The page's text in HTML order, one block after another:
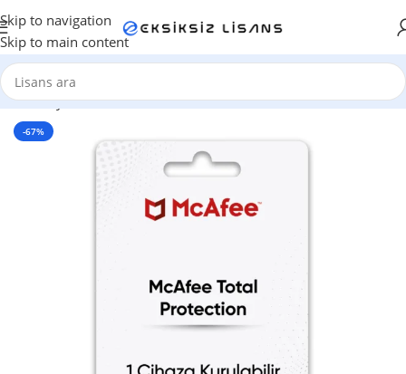
Skip to navigation
Skip to main content
Ana Sayfa/ Antivirüs Lisansları
-67%